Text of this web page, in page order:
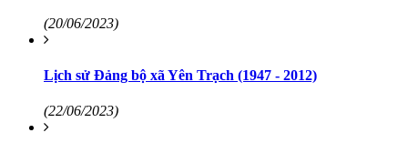
(20/06/2023)
Lịch sử Đảng bộ xã Yên Trạch (1947 - 2012)
(22/06/2023)